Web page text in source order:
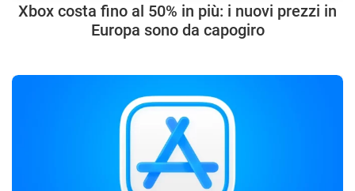
Xbox costa fino al 50% in più: i nuovi prezzi in
Europa sono da capogiro